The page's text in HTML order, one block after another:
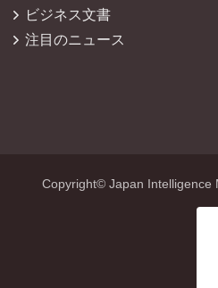
ビジネス文書
注目のニュース
Copyright© Japan Intelligence